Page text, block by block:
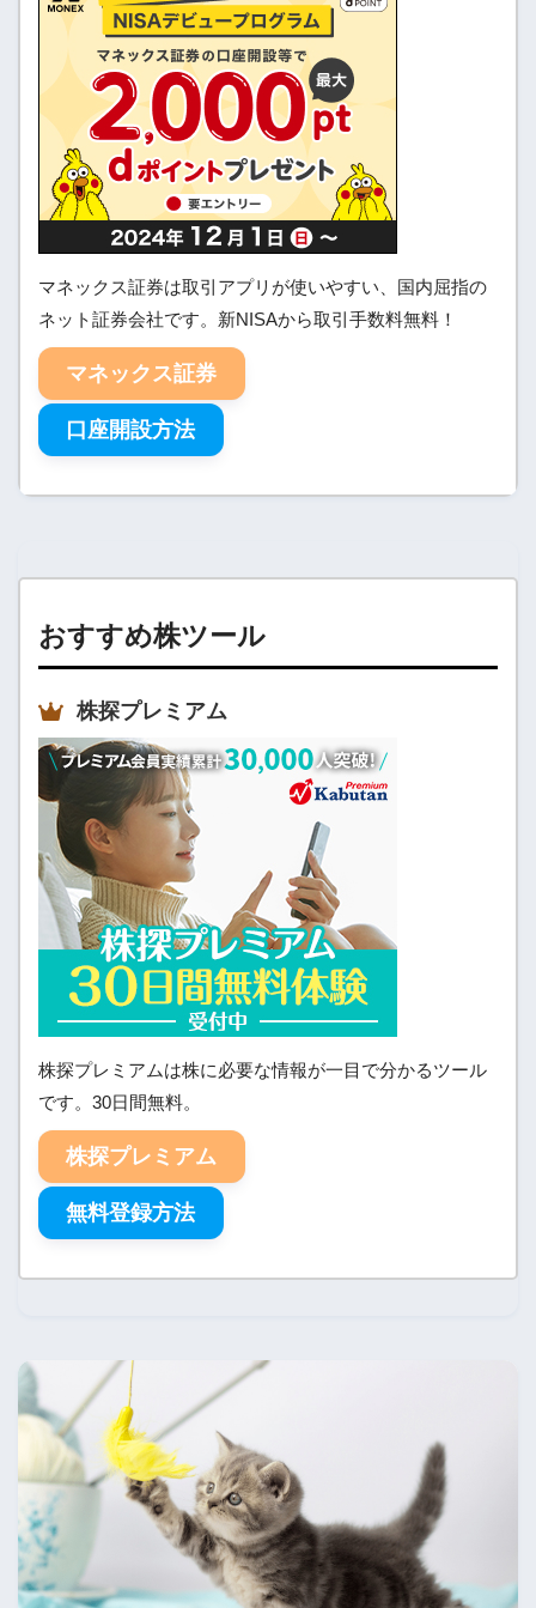
マネックス証券は取引アプリが使いやすい、国内屈指の
ネット証券会社です。新NISAから取引手数料無料！
マネックス証券
口座開設方法
おすすめ株ツール
株探プレミアム
株探プレミアムは株に必要な情報が一目で分かるツール
です。30日間無料。
株探プレミアム
無料登録方法